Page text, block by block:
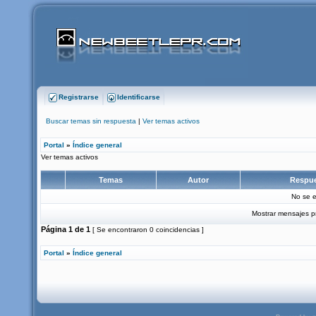
Registrarse Identificarse
Buscar temas sin respuesta | Ver temas activos
Portal » Índice general
Ver temas activos
Temas Autor
No se
Mostrar mensajes
Página 1 de 1 [ Se encontraron 0 coincidencias ]
Portal » Índice general